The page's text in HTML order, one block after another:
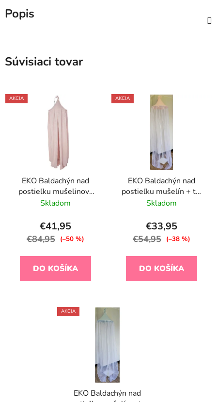
Popis
Súvisiaci tovar
AKCIA
EKO Baldachýn nad
postieľku mušelinový
Rose Pink 240x300 cm
Skladom
€41,95
€84,95 (–50 %)
DO KOŠÍKA
AKCIA
EKO Baldachýn nad
postieľku mušelín + tyl
Powder Rose 240x300
Skladom
€33,95
€54,95 (–38 %)
DO KOŠÍKA
AKCIA
EKO Baldachýn nad